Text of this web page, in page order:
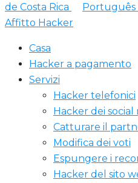
de Costa Rica
Português
Affitto Hacker
Casa
Hacker a pagamento
Servizi
Hacker telefonici
Hacker dei social
Catturare il
Modifica dei voti
Espungere i
Hacker del sito